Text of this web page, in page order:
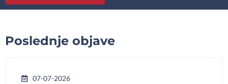
Poslednje objave
07-07-2026